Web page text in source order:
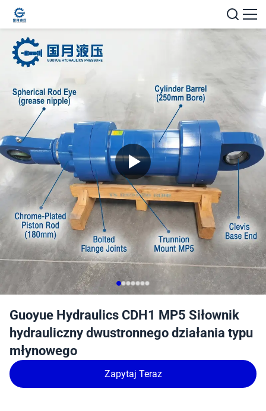
Guoyue Hydraulics CDH1 MP5 Siłownik
hydrauliczny dwustronnego działania typu
młynowego
Zapytaj Teraz